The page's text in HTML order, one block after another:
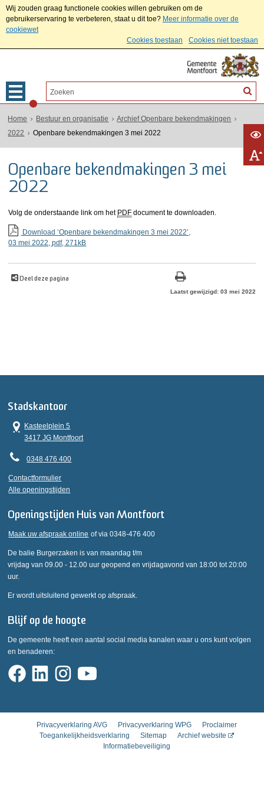
Wij zouden graag functionele cookies willen gebruiken om de
gebruikerservaring te verbeteren, staat u dit toe? Meer informatie over de
cookiewet
Cookies toestaan
Cookies niet toestaan
Home Bestuur en organisatie
Archief Openbare bekendmakingen
2022
Openbare bekendmakingen 3 mei 2022
Openbare bekendmakingen 3 mei
2022
Volg de onderstaande link om het PDF document te downloaden.
Download ‘Openbare bekendmakingen 3 mei 2022’,
03 mei 2022,pdf, 271kB
Deel deze pagina
Laatst gewijzigd: 03 mei 2022
Stadskantoor
Kasteelplein 5
3417 JG Montfoort
0348 476 400
Contactformulier
Alle openingstijden
Openingstijden Huis van Montfoort
Maak uw afspraak online of via 0348-476 400
De balie Burgerzaken is van maandag t/m
vrijdag van 09.00 - 12.00 uur geopend en vrijdagavond van 18:00 tot 20:00
uur.
Er wordt uitsluitend gewerkt op afspraak.
Blijf op de hoogte
De gemeente heeft een aantal social media kanalen waar u ons kunt volgen
en benaderen:
Privacyverklaring AVG Privacyverklaring WPG
Proclaimer
Toegankelijkheidsverklaring
Sitemap
Archief website
Informatiebeveiliging